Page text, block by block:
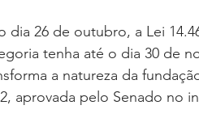
dia 26 de outubro, a Lei
tenha até o dia 30 de
a natureza da
aprovada pelo Senado no